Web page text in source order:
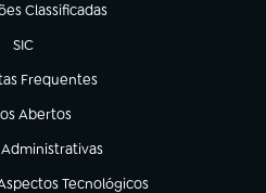
Classificadas
aba)
SIC
(abre em nova aba)
Frequentes
nova aba)
Abertos
em nova aba)
nova aba)
Tecnológicos